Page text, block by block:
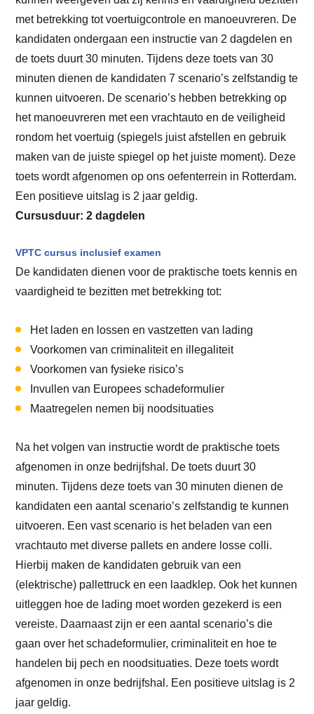
met betrekking tot voertuigcontrole en manoeuvreren. De
kandidaten ondergaan een instructie van 2 dagdelen en
de toets duurt 30 minuten. Tijdens deze toets van 30
minuten dienen de kandidaten 7 scenario’s zelfstandig te
kunnen uitvoeren. De scenario’s hebben betrekking op
het manoeuvreren met een vrachtauto en de veiligheid
rondom het voertuig (spiegels juist afstellen en gebruik
maken van de juiste spiegel op het juiste moment). Deze
toets wordt afgenomen op ons oefenterrein in Rotterdam.
Een positieve uitslag is 2 jaar geldig.
Cursusduur: 2 dagdelen
VPTC cursus inclusief examen
De kandidaten dienen voor de praktische toets kennis en
vaardigheid te bezitten met betrekking tot:
Het laden en lossen en vastzetten van lading
Voorkomen van criminaliteit en illegaliteit
Voorkomen van fysieke risico’s
Invullen van Europees schadeformulier
Maatregelen nemen bij noodsituaties
Na het volgen van instructie wordt de praktische toets
afgenomen in onze bedrijfshal. De toets duurt 30
minuten. Tijdens deze toets van 30 minuten dienen de
kandidaten een aantal scenario’s zelfstandig te kunnen
uitvoeren. Een vast scenario is het beladen van een
vrachtauto met diverse pallets en andere losse colli.
Hierbij maken de kandidaten gebruik van een
(elektrische) pallettruck en een laadklep. Ook het kunnen
uitleggen hoe de lading moet worden gezekerd is een
vereiste. Daarnaast zijn er een aantal scenario’s die
gaan over het schadeformulier, criminaliteit en hoe te
handelen bij pech en noodsituaties. Deze toets wordt
afgenomen in onze bedrijfshal. Een positieve uitslag is 2
jaar geldig.